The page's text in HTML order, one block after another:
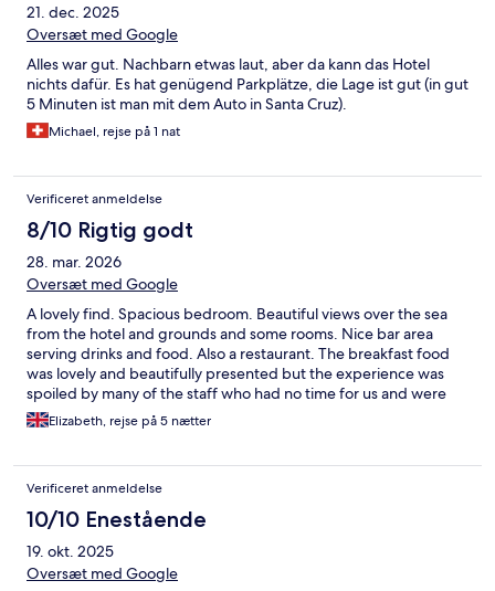
21. dec. 2025
Oversæt med Google
Alles war gut. Nachbarn etwas laut, aber da kann das Hotel
nichts dafür. Es hat genügend Parkplätze, die Lage ist gut (in gut
5 Minuten ist man mit dem Auto in Santa Cruz).
Michael, rejse på 1 nat
Verificeret anmeldelse
8/10 Rigtig godt
28. mar. 2026
Oversæt med Google
A lovely find. Spacious bedroom. Beautiful views over the sea
from the hotel and grounds and some rooms. Nice bar area
serving drinks and food. Also a restaurant. The breakfast food
was lovely and beautifully presented but the experience was
spoiled by many of the staff who had no time for us and were
often downright rude. It was a struggle to get anyone to take a
hot food order (which often arrived cold). The hotel was clearly
Christopher who was always friendly and helpful (and worked
incredibly hard).
Elizabeth, rejse på 5 nætter
Verificeret anmeldelse
10/10 Enestående
19. okt. 2025
Oversæt med Google